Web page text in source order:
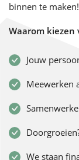
binnen te maken!
Waarom kiezen
Jouw
Meewerken
We staan